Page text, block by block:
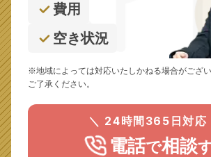
費用
空き状況
※地域によっては対応いたしかねる場合がござ
ご了承ください。
＼ 24時間365日対応
電話で相談